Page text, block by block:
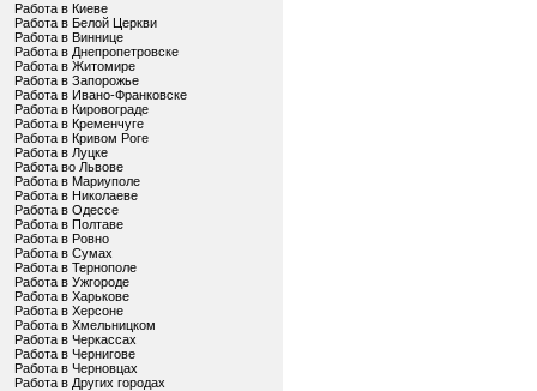
Работа в Киеве
Работа в Белой Церкви
Работа в Виннице
Работа в Днепропетровске
Работа в Житомире
Работа в Запорожье
Работа в Ивано-Франковске
Работа в Кировограде
Работа в Кременчуге
Работа в Кривом Роге
Работа в Луцке
Работа во Львове
Работа в Мариуполе
Работа в Николаеве
Работа в Одессе
Работа в Полтаве
Работа в Ровно
Работа в Сумах
Работа в Тернополе
Работа в Ужгороде
Работа в Харькове
Работа в Херсоне
Работа в Хмельницком
Работа в Черкассах
Работа в Чернигове
Работа в Черновцах
Работа в Других городах